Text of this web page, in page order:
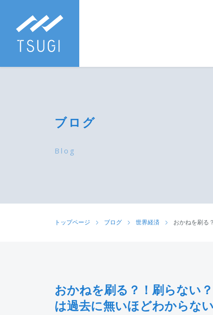
ブログ
Blog
トップページ ブログ 世界経済 おかねを刷る
おかねを刷る？！刷らない
は過去に無いほどわからな